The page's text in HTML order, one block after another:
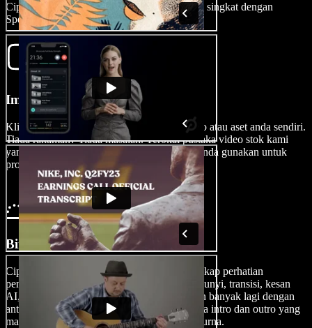
Cipta treler filem yang memukau dalam masa singkat dengan
Speechify Studio.
Import Video Anda
Klik Imej/Video untuk mengimport klip video atau aset anda sendiri.
Tiada rakaman? Tiada masalah. Terokai pustaka video stok kami
yang penuh dengan kandungan yang boleh anda gunakan untuk
projek filem peribadi dan komersial.
Bina Treler Filem Anda
Cipta video treler filem yang mampu menangkap perhatian
penonton anda. Tambahkan fon teks, kesan bunyi, transisi, kesan
AI, klip video, suara latar AI, muzik latar, dan banyak lagi dengan
antara muka seret dan lepas kami. Jangan lupa intro dan outro yang
mantap untuk sentuhan sinematik yang sempurna.